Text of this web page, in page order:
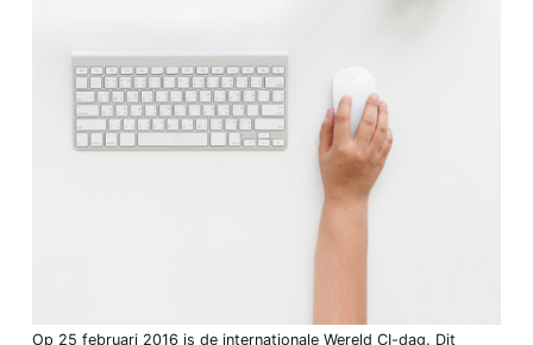
Op 25 februari 2016 is de internationale Wereld CI-dag. Dit